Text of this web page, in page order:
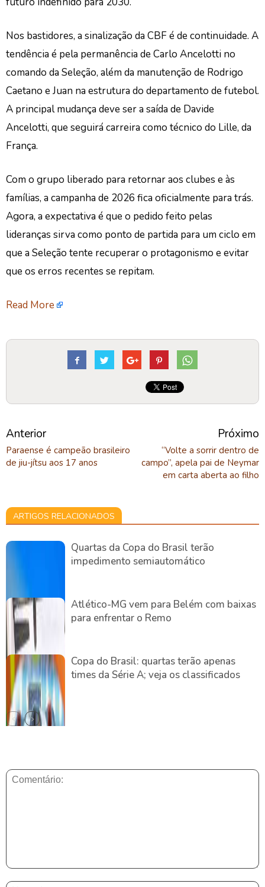
Nos bastidores, a sinalização da CBF é de continuidade. A
tendência é pela permanência de Carlo Ancelotti no
comando da Seleção, além da manutenção de Rodrigo
Caetano e Juan na estrutura do departamento de futebol.
A principal mudança deve ser a saída de Davide
Ancelotti, que seguirá carreira como técnico do Lille, da
França.
Com o grupo liberado para retornar aos clubes e às
famílias, a campanha de 2026 fica oficialmente para trás.
Agora, a expectativa é que o pedido feito pelas
lideranças sirva como ponto de partida para um ciclo em
que a Seleção tente recuperar o protagonismo e evitar
que os erros recentes se repitam.
Read More
Anterior
Paraense é campeão brasileiro
de jiu-jítsu aos 17 anos
Próximo
“Volte a sorrir dentro de
campo”, apela pai de Neymar
em carta aberta ao filho
ARTIGOS RELACIONADOS
Quartas da Copa do Brasil terão
impedimento semiautomático
Atlético-MG vem para Belém com baixas
para enfrentar o Remo
Copa do Brasil: quartas terão apenas
times da Série A; veja os classificados